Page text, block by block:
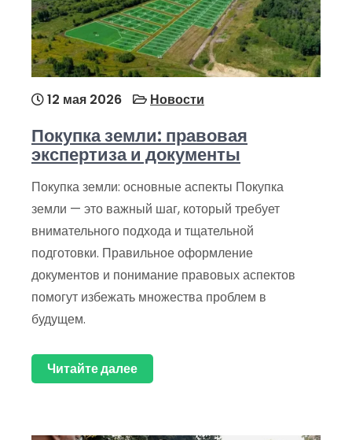
12 мая 2026 Новости
Покупка земли: правовая
экспертиза и документы
Покупка земли: основные аспекты Покупка
земли — это важный шаг, который требует
внимательного подхода и тщательной
подготовки. Правильное оформление
документов и понимание правовых аспектов
помогут избежать множества проблем в
будущем.
Читайте далее